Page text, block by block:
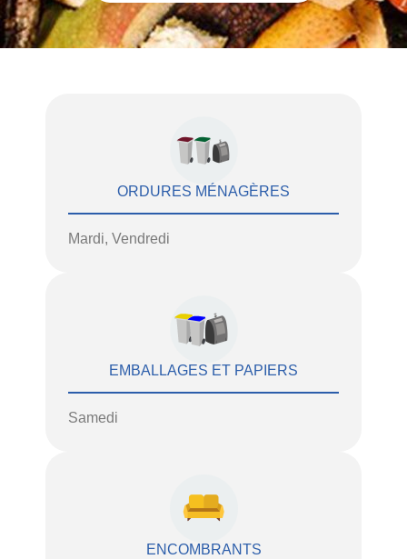
ORDURES MÉNAGÈRES
Mardi, Vendredi
EMBALLAGES ET PAPIERS
Samedi
ENCOMBRANTS